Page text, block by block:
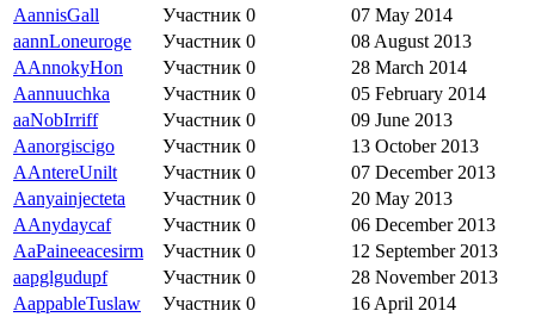
AannisGall
Участник 0
07 May 2014
aannLoneuroge
Участник 0
08 August 2013
AAnnokyHon
Участник 0
28 March 2014
Aannuuchka
Участник 0
05 February 2014
aaNobIrriff
Участник 0
09 June 2013
Aanorgiscigo
Участник 0
13 October 2013
AAntereUnilt
Участник 0
07 December 2013
Aanyainjecteta
Участник 0
20 May 2013
AAnydaycaf
Участник 0
06 December 2013
AaPaineeacesirm
Участник 0
12 September 2013
aapglgudupf
Участник 0
28 November 2013
AappableTuslaw
Участник 0
16 April 2014